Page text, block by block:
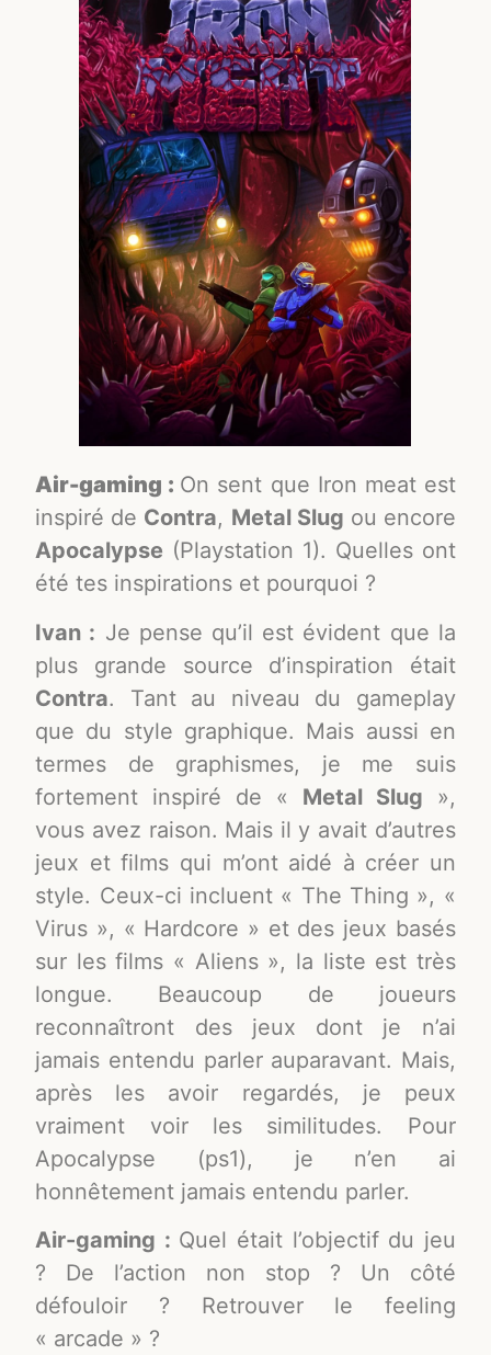
Air-gaming : On sent que Iron meat est
inspiré de Contra, Metal Slug ou encore
Apocalypse (Playstation 1). Quelles ont
été tes inspirations et pourquoi ?
Ivan : Je pense qu’il est évident que la
plus grande source d’inspiration était
Contra. Tant au niveau du gameplay
que du style graphique. Mais aussi en
termes de graphismes, je me suis
fortement inspiré de « Metal Slug »,
vous avez raison. Mais il y avait d’autres
jeux et films qui m’ont aidé à créer un
style. Ceux-ci incluent « The Thing », «
Virus », « Hardcore » et des jeux basés
sur les films « Aliens », la liste est très
longue. Beaucoup de joueurs
reconnaîtront des jeux dont je n’ai
jamais entendu parler auparavant. Mais,
après les avoir regardés, je peux
vraiment voir les similitudes. Pour
Apocalypse (ps1), je n’en ai
honnêtement jamais entendu parler.
Air-gaming : Quel était l’objectif du jeu
? De l’action non stop ? Un côté
défouloir ? Retrouver le feeling
« arcade » ?